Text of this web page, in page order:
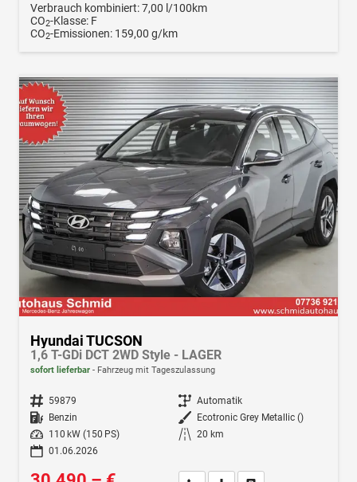
Verbrauch kombiniert:7,00 l/100km
CO2-Klasse: F
CO2-Emissionen: 159,00 g/km
Hyundai TUCSON
1,6 T-GDi DCT 2WD Style - LAGER
sofort lieferbar Fahrzeug mit Tageszulassung
Fahrzeugnr. 59879 Getriebe Automatik
Kraftstoff Benzin Außenfarbe Ecotronic Grey Metallic ()
Leistung
110 kW (150 PS) Kilometerstand 20 km
01.06.2026